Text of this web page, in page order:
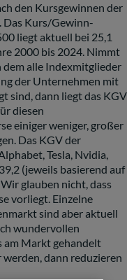
den Kursgewinnen der
Das Kurs/Gewinn-
liegt aktuell bei 25,1
2000 bis 2024. Nimmt
dem alle Indexmitglieder
der Unternehmen mit
sind, dann liegt das KGV
diesen
einiger weniger, großer
Das KGV der
Tesla, Nvidia,
(jeweils basierend auf
glauben nicht, dass
vorliegt. Einzelne
sind aber aktuell
wundervollen
am Markt gehandelt
dann reduzieren